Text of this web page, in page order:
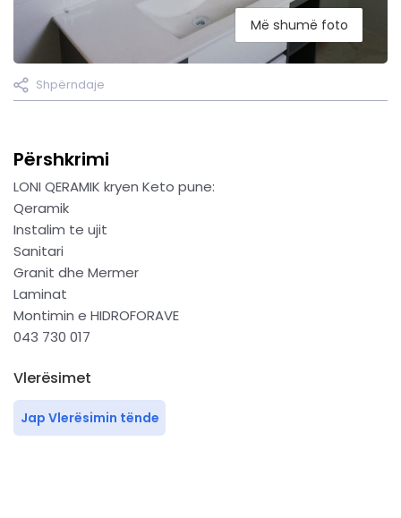
Më shumë foto
Shpërndaje
Përshkrimi
LONI QERAMIK kryen Keto pune:
Qeramik
Instalim te ujit
Sanitari
Granit dhe Mermer
Laminat
Montimin e HIDROFORAVE
043 730 017
Vlerësimet
Jap Vlerësimin tënde